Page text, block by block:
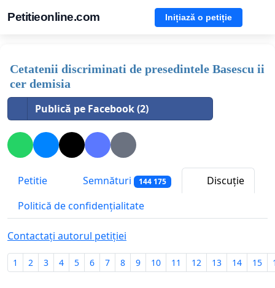
Petitieonline.com Inițiază o petiție
Cetatenii discriminati de presedintele Basescu ii
cer demisia
Publică pe Facebook (2)
Petitie Semnături 144 175
Discuție
Politică de confidențialitate
Contactați autorul petiției
1 2 3 4 5 6 7 8 9 10 11 12 13 14 15